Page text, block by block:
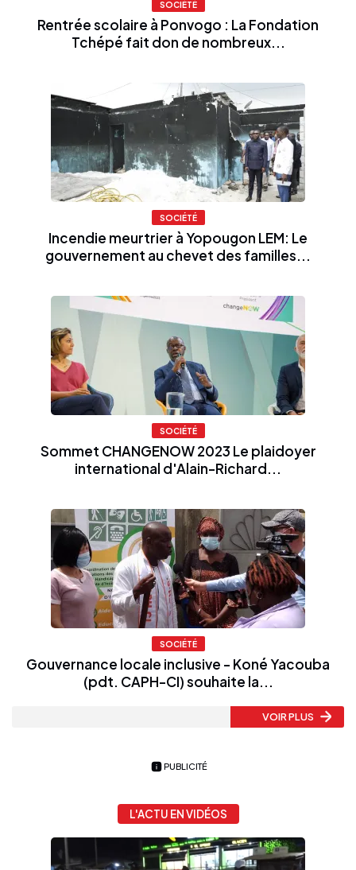
SOCIÉTÉ
Rentrée scolaire à Ponvogo : La Fondation
Tchépé fait don de nombreux...
SOCIÉTÉ
Incendie meurtrier à Yopougon LEM: Le
gouvernement au chevet des familles...
SOCIÉTÉ
Sommet CHANGENOW 2023 Le plaidoyer
international d'Alain-Richard...
SOCIÉTÉ
Gouvernance locale inclusive - Koné Yacouba
(pdt. CAPH-CI) souhaite la...
VOIR PLUS
PUBLICITÉ
L'ACTU EN VIDÉOS